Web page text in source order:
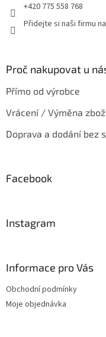
+420 775 558 768
Přidejte si naši firmu
Proč nakupovat u
Přímo od výrobce
Vrácení / Výměna
Doprava a dodání bez
Facebook
Instagram
Informace pro Vás
Obchodní podmínky
Moje objednávka